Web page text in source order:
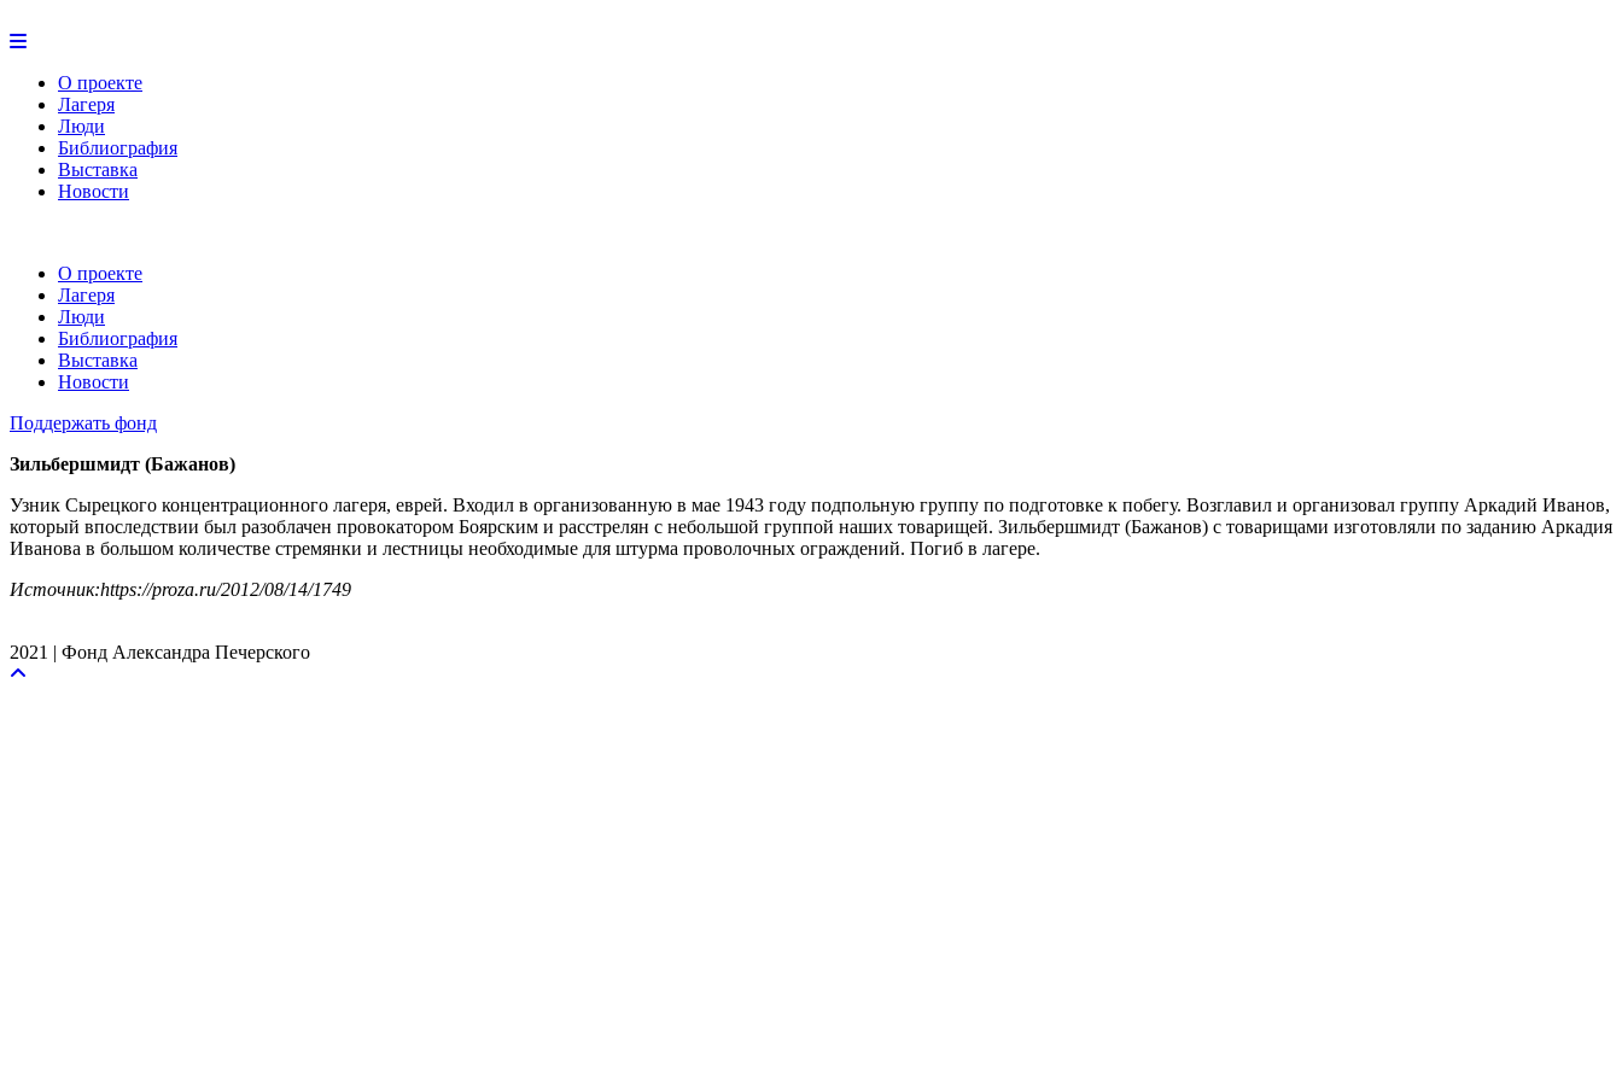
О проекте
Лагеря
Люди
Библиография
Выставка
Новости
О проекте
Лагеря
Люди
Библиография
Выставка
Новости
Поддержать фонд
Зильбершмидт (Бажанов)
Узник Сырецкого концентрационного лагеря, еврей. Входил в организованную в мае 1943 году подпольную группу по подготовке к побегу. Возглавил и организовал группу Аркадий Иванов,
который впоследствии был разоблачен провокатором Боярским и расстрелян с небольшой группой наших товарищей. Зильбершмидт (Бажанов) с товарищами изготовляли по заданию Аркадия
Иванова в большом количестве стремянки и лестницы необходимые для штурма проволочных ограждений. Погиб в лагере.
Источник:https://proza.ru/2012/08/14/1749
2021 | Фонд Александра Печерского